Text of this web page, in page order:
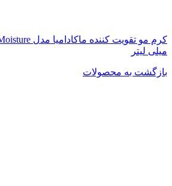
میلی لیتر
بازگشت به محصولات